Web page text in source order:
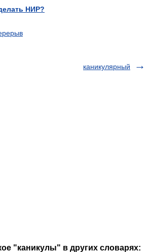
НИР?
каникулярный
"каникулы" в других словарях: